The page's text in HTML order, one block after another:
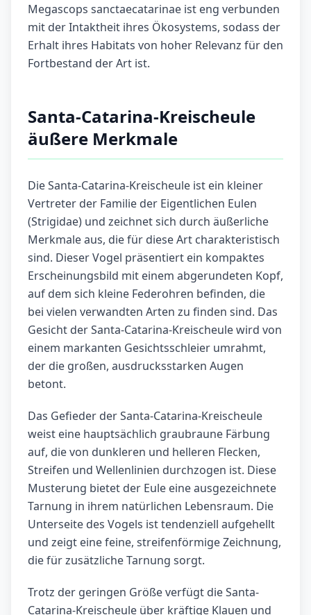
Megascops sanctaecatarinae ist eng verbunden
mit der Intaktheit ihres Ökosystems, sodass der
Erhalt ihres Habitats von hoher Relevanz für den
Fortbestand der Art ist.
Santa-Catarina-Kreischeule
äußere Merkmale
Die Santa-Catarina-Kreischeule ist ein kleiner
Vertreter der Familie der Eigentlichen Eulen
(Strigidae) und zeichnet sich durch äußerliche
Merkmale aus, die für diese Art charakteristisch
sind. Dieser Vogel präsentiert ein kompaktes
Erscheinungsbild mit einem abgerundeten Kopf,
auf dem sich kleine Federohren befinden, die
bei vielen verwandten Arten zu finden sind. Das
Gesicht der Santa-Catarina-Kreischeule wird von
einem markanten Gesichtsschleier umrahmt,
der die großen, ausdrucksstarken Augen
betont.
Das Gefieder der Santa-Catarina-Kreischeule
weist eine hauptsächlich graubraune Färbung
auf, die von dunkleren und helleren Flecken,
Streifen und Wellenlinien durchzogen ist. Diese
Musterung bietet der Eule eine ausgezeichnete
Tarnung in ihrem natürlichen Lebensraum. Die
Unterseite des Vogels ist tendenziell aufgehellt
und zeigt eine feine, streifenförmige Zeichnung,
die für zusätzliche Tarnung sorgt.
Trotz der geringen Größe verfügt die Santa-
Catarina-Kreischeule über kräftige Klauen und